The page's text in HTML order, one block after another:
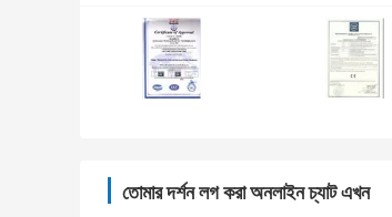
তোমার দর্শন লগ করা অনলাইন চ্যাট এখন